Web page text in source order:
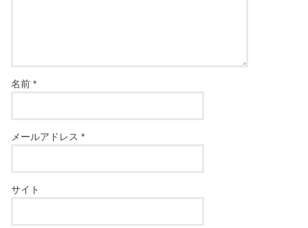
名前*
メールアドレス*
サイト